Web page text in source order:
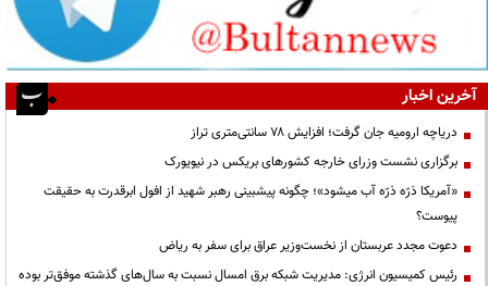
آخرین اخبار
دریاچه ارومیه جان گرفت؛ افزایش ۷۸ سانتی‌متری تراز
برگزاری نشست وزرای خارجه کشورهای بریکس در نیویورک
«آمریکا ذرّه ذرّه آب میشود»؛ چگونه پیشبینی رهبر شهید از افول ابرقدرت به حقیقت
پیوست؟
دعوت مجدد عربستان از نخست‌وزیر عراق برای سفر به ریاض
رئیس کمیسیون انرژی: مدیریت شبکه برق امسال نسبت به سال‌های گذشته موفق‌تر بوده